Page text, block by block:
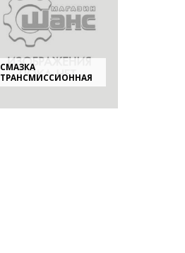
СМАЗКА
ТРАНСМИССИОННАЯ